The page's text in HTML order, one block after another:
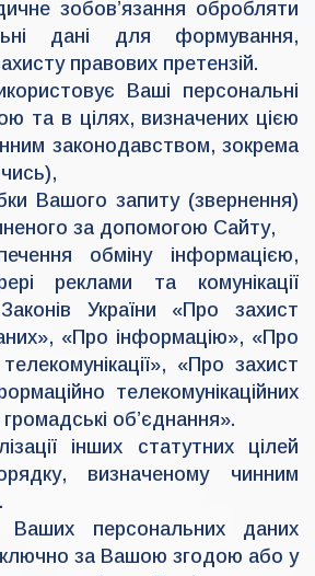
зобов’язання обробляти
дані для формування,
правових претензій.
Ваші персональні
та в цілях, визначених цією
законодавством, зокрема
Вашого запиту (звернення)
за допомогою Сайту,
обміну інформацією,
реклами та комунікації
України «Про захист
«Про інформацію», «Про
«Про захист
телекомунікаційних
об’єднання».
інших статутних цілей
визначеному чинним
персональних даних
за Вашою згодою або у